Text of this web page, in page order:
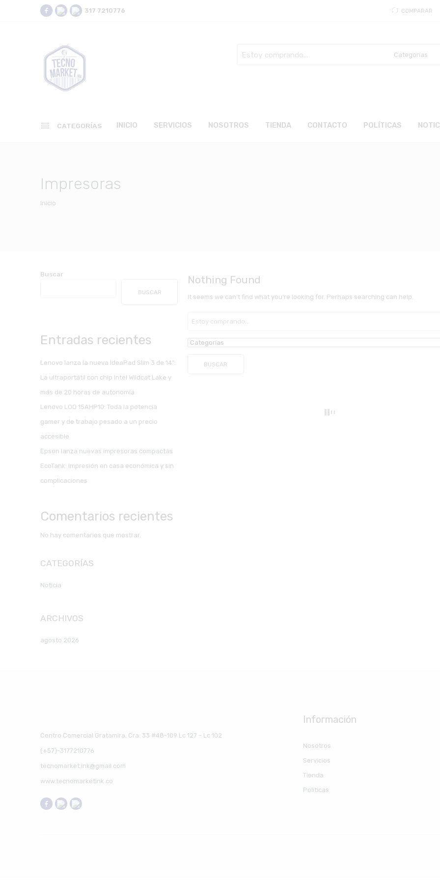
317 7210776 COMPARAR
aquí
CATEGORÍAS INICIO SERVICIOS NOSOTROS TIENDA CONTACTO POLÍTICAS
Impresoras
Inicio
Nothing Found
It seems we can’t find what you’re looking for. Perhaps searching can help.
aquí
Buscar
BUSCAR
Entradas recientes
Lenovo lanza la nueva IdeaPad Slim 3 de 14”:
La ultraportátil con chip Intel Wildcat Lake y
más de 20 horas de autonomía
Lenovo LOQ 15AHP10: Toda la potencia
gamer y de trabajo pesado a un precio
accesible
Epson lanza nuevas impresoras compactas
EcoTank: Impresión en casa económica y sin
complicaciones
Comentarios recientes
No hay comentarios que mostrar.
CATEGORÍAS
Noticia
ARCHIVOS
agosto 2026
Centro Comercial Gratamira, Cra. 33 #48-109 Lc 127 – Lc 102
(+57)-3177210776
tecnomarket.ink@gmail.com
www.tecnomarketink.co
Información
Nosotros
Servicios
Tienda
Políticas